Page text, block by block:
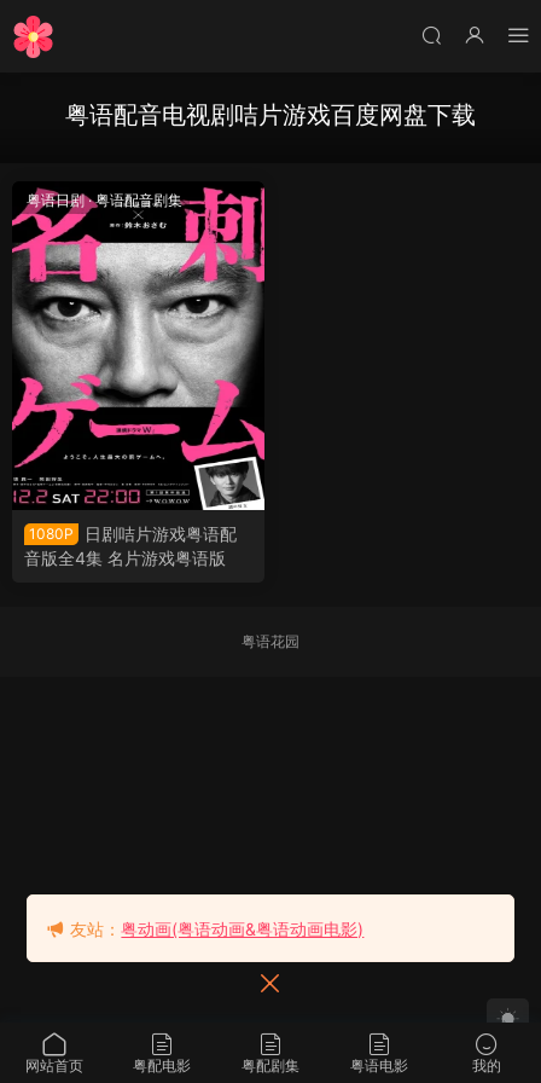
粤语配音电视剧咭片游戏百度网盘下载
粤语日剧·粤语配音剧集
1080P
日剧咭片游戏粤语配
音版全4集 名片游戏粤语版
粤语花园
网站首页 粤配电影 粤配剧集 粤语电影 我的
友站：粤动画(粤语动画&粤语动画电影)